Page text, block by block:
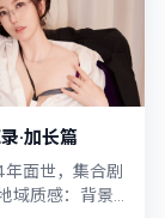
·加长篇
面世，集合剧
域质感：背景